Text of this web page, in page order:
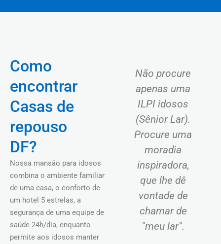
Como
encontrar
Casas de
repouso
DF?
Nossa mansão para idosos
combina o ambiente familiar
de uma casa, o conforto de
um hotel 5 estrelas, a
segurança de uma equipe de
saúde 24h/dia, enquanto
permite aos idosos manter
Não procure
apenas uma
ILPI idosos
(Sênior Lar).
Procure uma
moradia
inspiradora,
que lhe dê
vontade de
chamar de
"meu lar".